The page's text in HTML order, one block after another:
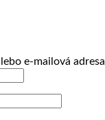
e-mailová adresa